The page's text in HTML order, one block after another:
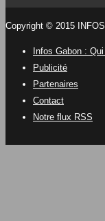
Copyright © 2015
Infos Gabon :
Publicité
Partenaires
Contact
Notre flux RSS